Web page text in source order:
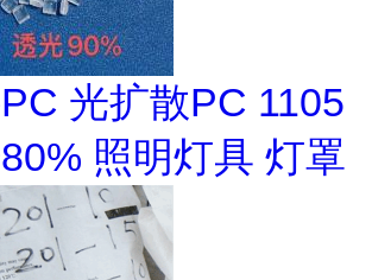
光扩散PC 1105
照明灯具 灯罩